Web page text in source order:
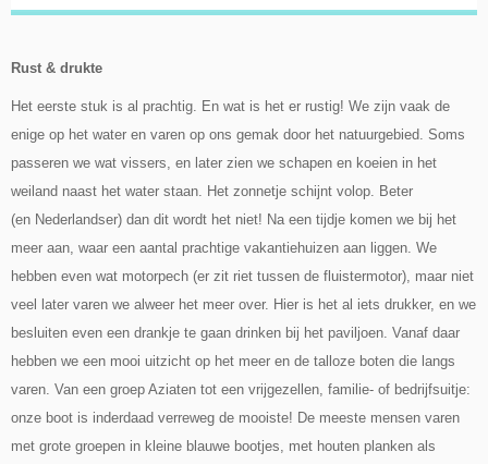
Rust & drukte
Het eerste stuk is al prachtig. En wat is het er rustig! We zijn vaak de
enige op het water en varen op ons gemak door het natuurgebied. Soms
passeren we wat vissers, en later zien we schapen en koeien in het
weiland naast het water staan. Het zonnetje schijnt volop. Beter
(en Nederlandser) dan dit wordt het niet! Na een tijdje komen we bij het
meer aan, waar een aantal prachtige vakantiehuizen aan liggen. We
hebben even wat motorpech (er zit riet tussen de fluistermotor), maar niet
veel later varen we alweer het meer over. Hier is het al iets drukker, en we
besluiten even een drankje te gaan drinken bij het paviljoen. Vanaf daar
hebben we een mooi uitzicht op het meer en de talloze boten die langs
varen. Van een groep Aziaten tot een vrijgezellen, familie- of bedrijfsuitje:
onze boot is inderdaad verreweg de mooiste! De meeste mensen varen
met grote groepen in kleine blauwe bootjes, met houten planken als